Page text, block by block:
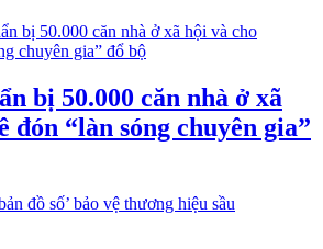
bị 50.000 căn nhà ở xã
đón “làn sóng chuyên gia”